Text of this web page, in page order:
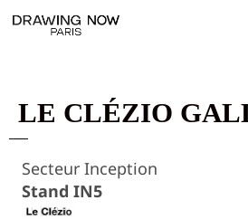
Aller
au
LE CLÉZIO
Secteur Inception
Stand IN5